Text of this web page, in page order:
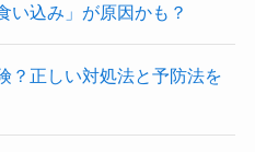
い込み」が原因かも？
？正しい対処法と予防法を